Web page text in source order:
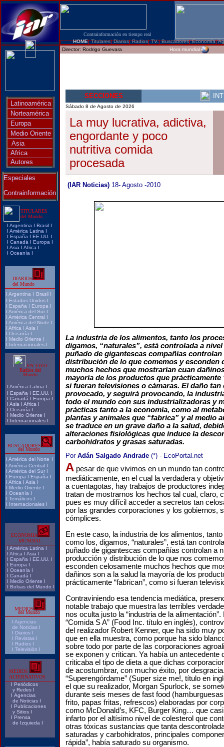
Contrainformación en tiempo real
HOME|Titulares| Diarios| Radios| TV.|Buscadores|Economía|
Latinoamérica
Norteamérica
Europa
Medio Oriente
Asia
Africa
Autores
Especiales
Contrainformación
TITULARES
del Mundo
I Argentina I Brasil I
I América Latina I
I España I EE.UU.
I
I Canadá I Europa I
I Asia I Africa I
I Oceanía I
DIARIOS
del Mundo
I Argentina I Brasil I
I Estados Unidos I
I España I Europa I
I América del Sur I
I América Central I
I América del Norte I
I Africa I Asia I
I Oceanía I
I Medio Oriente I
I Internacionales I
EN VIVO
Radios del
Mundo
I América Latina I
I España I EE.UU.
I
I Canadá I Europa I
I Asia I Africa I
I Oceanía I
I Medio Oriente I
I Internacionales I
BUSCADORES
del Mundo
I América del Norte I
I América Central I
I América del Sur I
I Europa I España I
I Africa I Asia I
I Medio Oriente I
I Oceanía I
I Temáticos I
I Internacionales I
ECONOMIA
MUNDIAL
I América Latina I
I Africa I Asia I
I España I EE.UU.
I
I Europa I
I Oceanía I
I Canadá I
I Medio Oriente I
I Bolsas del Mundo I
MEDIOS
del Mundo
I Agencias
de Noticias I
I Diarios I
I Revistas I
I Radios I
I Televisión I
MEDIOS
ALTERNATIVOS
I Periódicos
y Redes I
I Agencias
de Noticias I
I Publicaciones
y Sitios I
I Prensa
de Izquieda I
Director: Rodrigo Guevara Hora mundial
SECCIONES
Sábado 8 de Agosto de 2026
La muy lucrativa, adictiva,
engordante y poco
nutritiva comida
procesada
(IAR Noticias) 18- Agosto -2010
La industria de los alimentos, tanto los
digamos, “naturales”, está controlada a
puñado de gigantescas compañías
distribución de lo que comemos y esconden
muchos hechos que mostrarían cuan
mayoría de los productos que prácticamente
si fueran televisiones o cámaras. El daño tan
provocado, y seguirá provocando, la
todo el mundo con sus industrializadoras y
prácticas tanto a la economía, como al
plantas y animales que “fabrica” y al medio
se traduce en un grave daño a la salud,
alteraciones fisiológicas que induce la
carbohidratos y grasas saturadas.
Por Adán Salgado Andrade (*) - EcoPortal.net
A pesar de que vivimos en un mundo tan
mediáticamente, en el cual la verdadera y
a cuentagotas, hay trabajos de productores
tratan de mostrarnos los hechos tal cual, claro,
pues es muy difícil acceder a secretos tan
por las grandes corporaciones y los gobiernos,
cómplices.
En este caso, la industria de los alimentos,
como los, digamos, “naturales”, está tan
puñado de gigantescas compañías controlan a
producción y distribución de lo que nos
esconden celosamente muchos hechos que
dañinos son a la salud la mayoría de los
prácticamente “fabrican”, como si fueran
Contraviniendo esa tendencia mediática,
notable trabajo que muestra las terribles
nos oculta justo la “industria de la
“Comida S A” (Food Inc. título en inglés),
del realizador Robert Kenner, que ha sido muy
que en ella muestra, como porque ha sido
sobre todo por parte de las corporaciones
se exponen y critican. Ya había un antecedente
criticaba el tipo de dieta a que dichas
de acostumbrar, con mucho éxito, por
“Superengórdame” (Super size me!, título en
el que su realizador, Morgan Spurlock, se
durante seis meses de fast food
frito, papas fritas, refrescos) elaboradas por
como McDonald’s, KFC, Burger King… que
infarto por el altísimo nivel de colesterol que
otras tóxicas sustancias que tanta
saturadas y carbohidratos, principales
rápida”, había saturado su organismo.